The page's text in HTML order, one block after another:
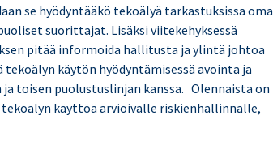
se hyödyntääkö tekoälyä tarkastuksissa oma
suorittajat. Lisäksi viitekehyksessä
pitää informoida hallitusta ja ylintä johtoa
käytön hyödyntämisessä avointa ja
toisen puolustuslinjan kanssa. Olennaista on
käyttöä arvioivalle riskienhallinnalle,